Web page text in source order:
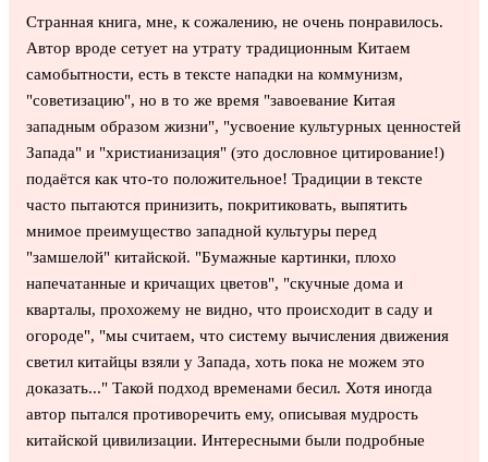
Странная книга, мне, к сожалению, не очень понравилось.
Автор вроде сетует на утрату традиционным Китаем
самобытности, есть в тексте нападки на коммунизм,
"советизацию", но в то же время "завоевание Китая
западным образом жизни", "усвоение культурных ценностей
Запада" и "христианизация" (это дословное цитирование!)
подаётся как что-то положительное! Традиции в тексте
часто пытаются принизить, покритиковать, выпятить
мнимое преимущество западной культуры перед
"замшелой" китайской. "Бумажные картинки, плохо
напечатанные и кричащих цветов", "скучные дома и
кварталы, прохожему не видно, что происходит в саду и
огороде", "мы считаем, что систему вычисления движения
светил китайцы взяли у Запада, хоть пока не можем это
доказать..." Такой подход временами бесил. Хотя иногда
автор пытался противоречить ему, описывая мудрость
китайской цивилизации. Интересными были подробные